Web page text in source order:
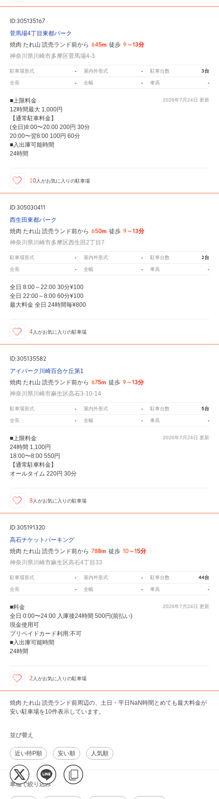
ID:305135167
菅馬場4丁目東都パーク
焼肉 たれ山 読売ランド前から 645m 徒歩 9～13分
神奈川県川崎市多摩区菅馬場4-3
駐車場形式 - 屋内外形式 - 駐車台数 3台
全長 - 全幅 - 車高 -
2026年7月24日 更新
■上限料金
12時間最大 1,000円
【通常駐車料金】
(全日)8:00〜20:00 200円 30分
20:00〜翌8:00 100円 60分
■入出庫可能時間
24時間
10 人がお気に入りの駐車場
ID:305030411
西生田東都パーク
焼肉 たれ山 読売ランド前から 650m 徒歩 9～13分
神奈川県川崎市多摩区西生田2丁目7
駐車場形式 - 屋内外形式 - 駐車台数 2台
全長 - 全幅 - 車高 -
全日 8:00～22:00 30分¥100
全日 22:00～8:00 60分¥100
最大料金 全日 24時間毎¥800
4 人がお気に入りの駐車場
ID:305135582
アイパーク川崎百合ケ丘第1
焼肉 たれ山 読売ランド前から 675m 徒歩 9～13分
神奈川県川崎市麻生区高石3-10-14
駐車場形式 - 屋内外形式 - 駐車台数 5台
全長 - 全幅 - 車高 -
2026年7月24日 更新
■上限料金
24時間 1,100円
18:00〜8:00 550円
【通常駐車料金】
オールタイム 220円 30分
8 人がお気に入りの駐車場
ID:305191320
高石チケットパーキング
焼肉 たれ山 読売ランド前から 788m 徒歩 10～15分
神奈川県川崎市麻生区高石4丁目33
駐車場形式 - 屋内外形式 - 駐車台数 44台
全長 - 全幅 - 車高 -
2026年7月24日 更新
■料金
全日 0:00〜24:00 入庫後24時間 500円(前払い)
現金使用可
プリペイドカード利用:不可
■入出庫可能時間
24時間
2 人がお気に入りの駐車場
焼肉 たれ山 読売ランド前周辺の、土日・平日NaN時間とめても最大料金が
安い駐車場を10件表示しています。
並び替え
近い特P順 安い順 人気順
車種で絞り込み